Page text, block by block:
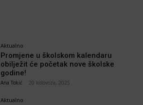
Aktualno
Promjene u školskom kalendaru
obilježit će početak nove školske
godine!
Ana Tokić 20 kolovoza, 2025
Aktualno